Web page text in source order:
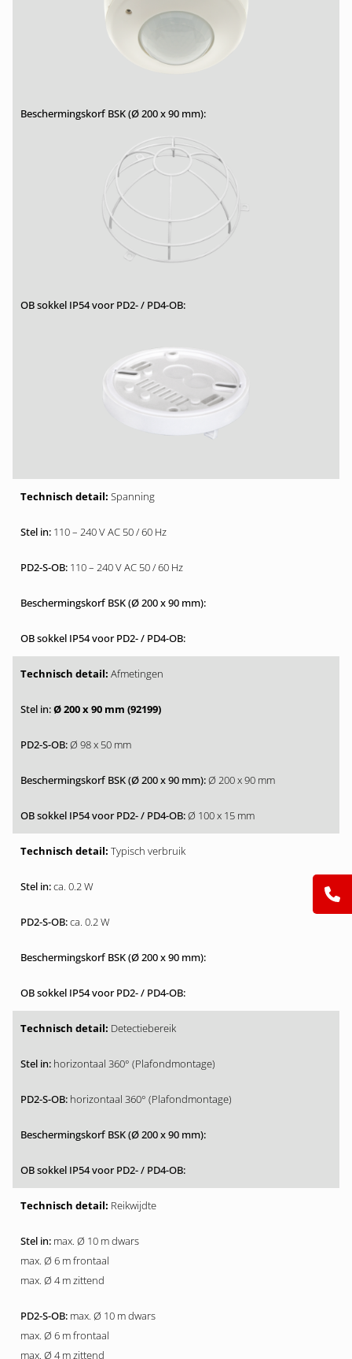
Spanning
110 – 240 V AC 50 / 60 Hz
110 – 240 V AC 50 / 60 Hz
Afmetingen
Ø 200 x 90 mm (92199)
Ø 98 x 50 mm
Ø 200 x 90 mm
Ø 100 x 15 mm
Typisch verbruik
ca. 0.2 W
ca. 0.2 W
Detectiebereik
horizontaal 360° (Plafondmontage)
horizontaal 360° (Plafondmontage)
Reikwijdte
max. Ø 10 m dwars
max. Ø 6 m frontaal
max. Ø 4 m zittend
max. Ø 10 m dwars
max. Ø 6 m frontaal
max. Ø 4 m zittend